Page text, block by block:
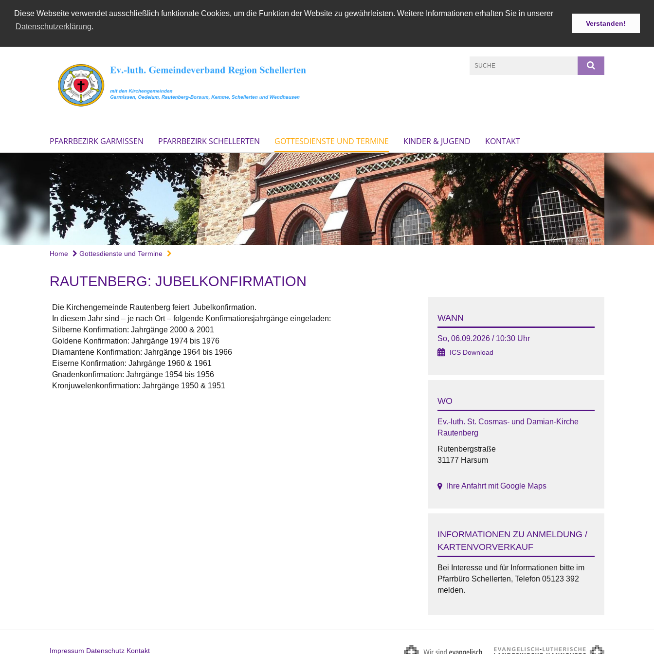
Diese Webseite verwendet ausschließlich funktionale Cookies, um die Funktion der Website zu gewährleisten. Weitere Informationen erhalten Sie in unserer
Datenschutzerklärung.
Verstanden!
PFARRBEZIRK GARMISSEN PFARRBEZIRK SCHELLERTEN GOTTESDIENSTE UND TERMINE KINDER & JUGEND KONTAKT
Kirche Kemme
Home Gottesdienste und Termine
RAUTENBERG: JUBELKONFIRMATION
Die Kirchengemeinde Rautenberg feiert Jubelkonfirmation.
In diesem Jahr sind – je nach Ort – folgende Konfirmationsjahrgänge eingeladen:
Silberne Konfirmation: Jahrgänge 2000 & 2001
Goldene Konfirmation: Jahrgänge 1974 bis 1976
Diamantene Konfirmation: Jahrgänge 1964 bis 1966
Eiserne Konfirmation: Jahrgänge 1960 & 1961
Gnadenkonfirmation: Jahrgänge 1954 bis 1956
Kronjuwelenkonfirmation: Jahrgänge 1950 & 1951
WANN
So, 06.09.2026 / 10:30 Uhr
ICS Download
WO
Ev.-luth. St. Cosmas- und Damian-Kirche
Rautenberg
Rutenbergstraße
31177 Harsum
Ihre Anfahrt mit Google Maps
INFORMATIONEN ZU ANMELDUNG /
KARTENVORVERKAUF
Bei Interesse und für Informationen bitte im
Pfarrbüro Schellerten, Telefon 05123 392
melden.
Impressum Datenschutz Kontakt